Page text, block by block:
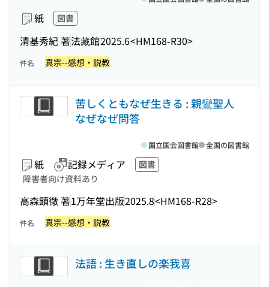
紙 図書
清基秀紀 著法藏館2025.6<HM168-R30>
件名 真宗--感想・説教
苦しくともなぜ生きる : 親鸞聖人
なぜなぜ問答
紙 記録メディア
図書
障害者向け資料あり
高森顕徹 著1万年堂出版2025.8<HM168-R28>
国立国会図書館 全国の図書館
件名 真宗--感想・説教
法語 : 生き直しの楽我喜